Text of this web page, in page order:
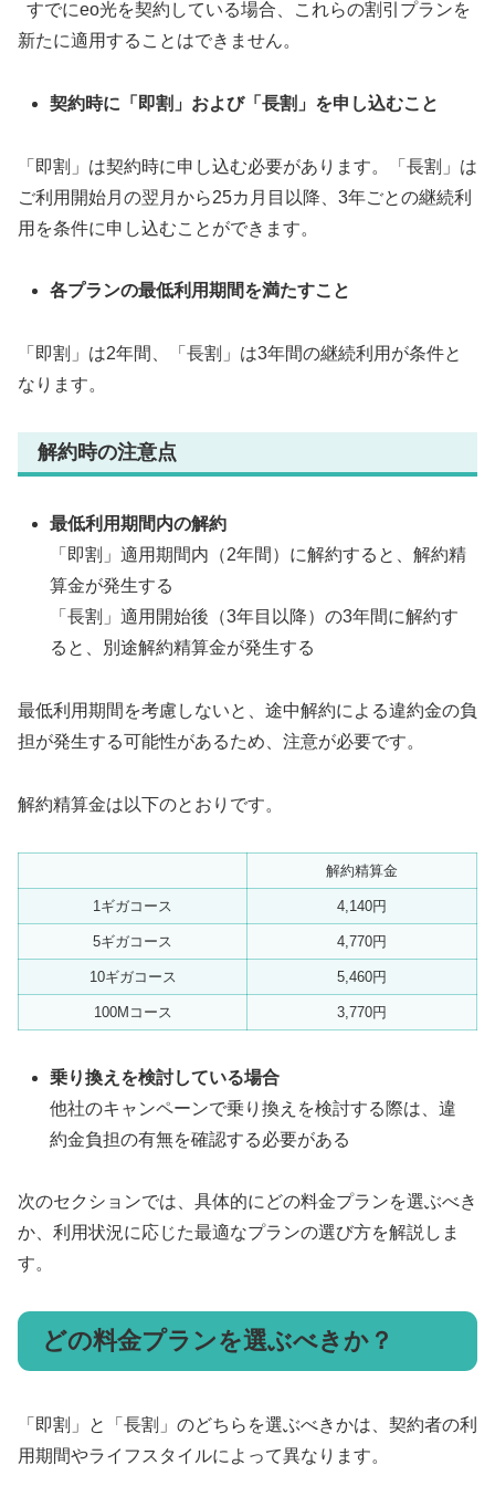
すでにeo光を契約している場合、これらの割引プランを
新たに適用することはできません。
契約時に「即割」および「長割」を申し込むこと
「即割」は契約時に申し込む必要があります。「長割」は
ご利用開始月の翌月から25カ月目以降、3年ごとの継続利
用を条件に申し込むことができます。
各プランの最低利用期間を満たすこと
「即割」は2年間、「長割」は3年間の継続利用が条件と
なります。
解約時の注意点
最低利用期間内の解約
「即割」適用期間内（2年間）に解約すると、解約精
算金が発生する
「長割」適用開始後（3年目以降）の3年間に解約す
ると、別途解約精算金が発生する
最低利用期間を考慮しないと、途中解約による違約金の負
担が発生する可能性があるため、注意が必要です。
解約精算金は以下のとおりです。
解約精算金
1ギガコース 4,140円
5ギガコース 4,770円
10ギガコース 5,460円
100Mコース 3,770円
乗り換えを検討している場合
他社のキャンペーンで乗り換えを検討する際は、違
約金負担の有無を確認する必要がある
次のセクションでは、具体的にどの料金プランを選ぶべき
か、利用状況に応じた最適なプランの選び方を解説しま
す。
どの料金プランを選ぶべきか？
「即割」と「長割」のどちらを選ぶべきかは、契約者の利
用期間やライフスタイルによって異なります。